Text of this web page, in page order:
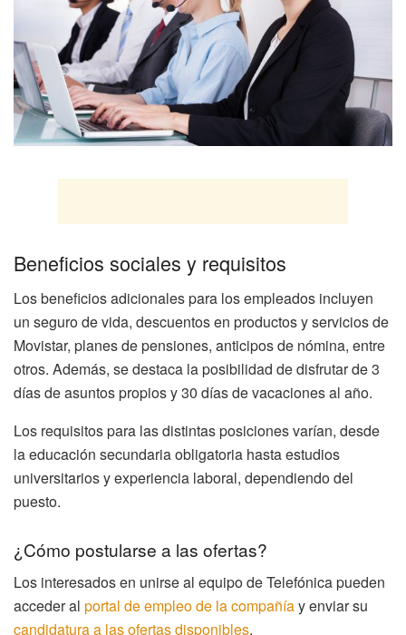
Beneficios sociales y requisitos
Los beneficios adicionales para los empleados incluyen
un seguro de vida, descuentos en productos y servicios de
Movistar, planes de pensiones, anticipos de nómina, entre
otros. Además, se destaca la posibilidad de disfrutar de 3
días de asuntos propios y 30 días de vacaciones al año.
Los requisitos para las distintas posiciones varían, desde
la educación secundaria obligatoria hasta estudios
universitarios y experiencia laboral, dependiendo del
puesto.
¿Cómo postularse a las ofertas?
Los interesados en unirse al equipo de Telefónica pueden
acceder al portal de empleo de la compañíay enviar su
candidatura a las ofertas disponibles.